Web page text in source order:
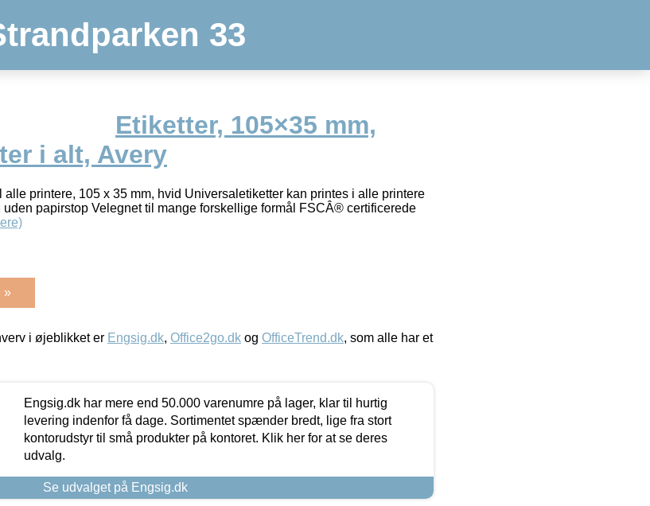
33
Etiketter, 105×35 mm,
i alt, Avery
printere, 105 x 35 mm, hvid Universaletiketter kan printes i alle printere
papirstop Velegnet til mange forskellige formål FSCÂ® certificerede
»
i øjeblikket er Engsig.dk, Office2go.dk og OfficeTrend.dk, som alle har et
Engsig.dk har mere end 50.000 varenumre på lager, klar til hurtig
levering indenfor få dage. Sortimentet spænder bredt, lige fra stort
kontorudstyr til små produkter på kontoret. Klik her for at se deres
udvalg.
Se udvalget på Engsig.dk